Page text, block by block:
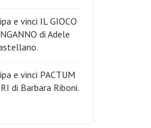
e vinci IL GIOCO
di Adele
e vinci PACTUM
di Barbara Riboni.